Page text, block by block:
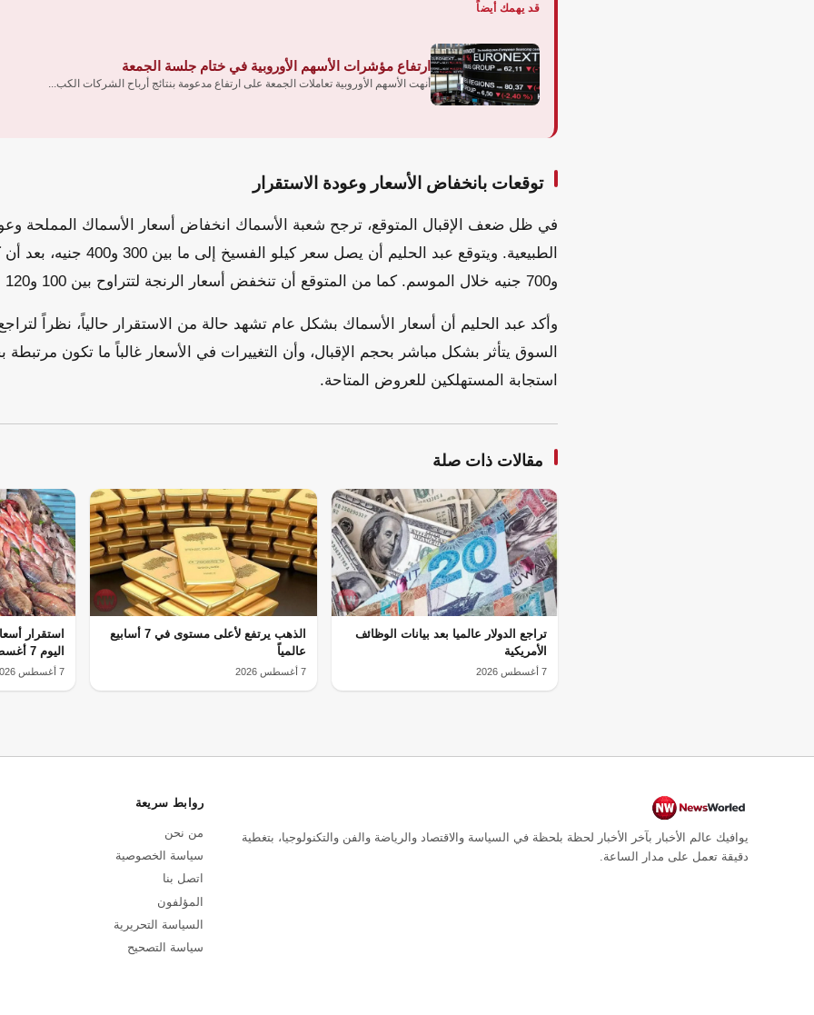
قد يهمك أيضاً
ارتفاع مؤشرات الأسهم الأوروبية في ختام جلسة الجمعة
أنهت الأسهم الأوروبية تعاملات الجمعة على ارتفاع مدعومة بنتائج أرباح الشركات الكب...
توقعات بانخفاض الأسعار وعودة الاستقرار
في ظل ضعف الإقبال المتوقع، ترجح شعبة الأسماك انخفاض أسعار الأسماك المملحة
و700 جنيه خلال الموسم. كما من المتوقع أن تنخفض أسعار الرنجة لتتراوح بين 100 و120 جنيهاً.
وأكد عبد الحليم أن أسعار الأسماك بشكل عام تشهد حالة من الاستقرار حالياً، نظراً
السوق يتأثر بشكل مباشر بحجم الإقبال، وأن التغييرات في الأسعار غالباً ما تكون
استجابة المستهلكين للعروض المتاحة.
مقالات ذات صلة
تراجع الدولار عالميا بعد بيانات الوظائف
الأمريكية
7 أغسطس 2026
الذهب يرتفع لأعلى مستوى في 7 أسابيع
عالمياً
7 أغسطس 2026
استقرار
اليوم 7 أغسطس
7 أغسطس 2026
يوافيك عالم الأخبار بآخر الأخبار لحظة بلحظة في السياسة والاقتصاد والرياضة والفن والتكنولوجيا، بتغطية
دقيقة تعمل على مدار الساعة.
روابط سريعة
من نحن
سياسة الخصوصية
اتصل بنا
المؤلفون
السياسة التحريرية
سياسة التصحيح